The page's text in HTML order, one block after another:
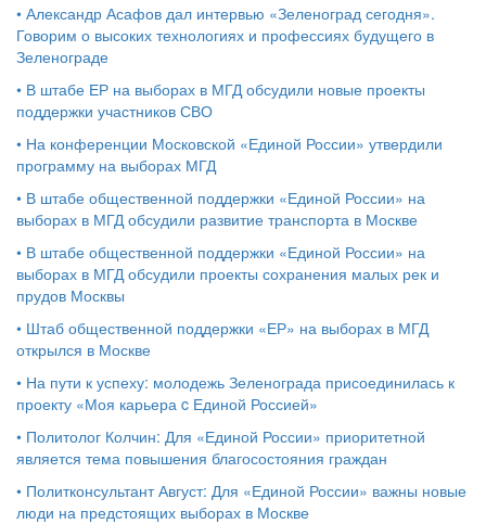
• Александр Асафов дал интервью «Зеленоград сегодня».
Говорим о высоких технологиях и профессиях будущего в
Зеленограде
• В штабе ЕР на выборах в МГД обсудили новые проекты
поддержки участников СВО
• На конференции Московской «Единой России» утвердили
программу на выборах МГД
• В штабе общественной поддержки «Единой России» на
выборах в МГД обсудили развитие транспорта в Москве
• В штабе общественной поддержки «Единой России» на
выборах в МГД обсудили проекты сохранения малых рек и
прудов Москвы
• Штаб общественной поддержки «ЕР» на выборах в МГД
открылся в Москве
• На пути к успеху: молодежь Зеленограда присоединилась к
проекту «Моя карьера c Единой Россией»
• Политолог Колчин: Для «Единой России» приоритетной
является тема повышения благосостояния граждан
• Политконсультант Август: Для «Единой России» важны новые
люди на предстоящих выборах в Москве